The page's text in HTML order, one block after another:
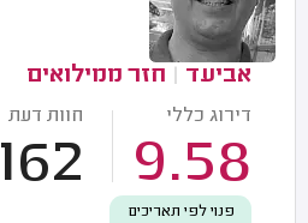
אביעד חזר ממילואים
דירוג כללי
9.58
חוות דעת
162
פנוי לפי תאריכים